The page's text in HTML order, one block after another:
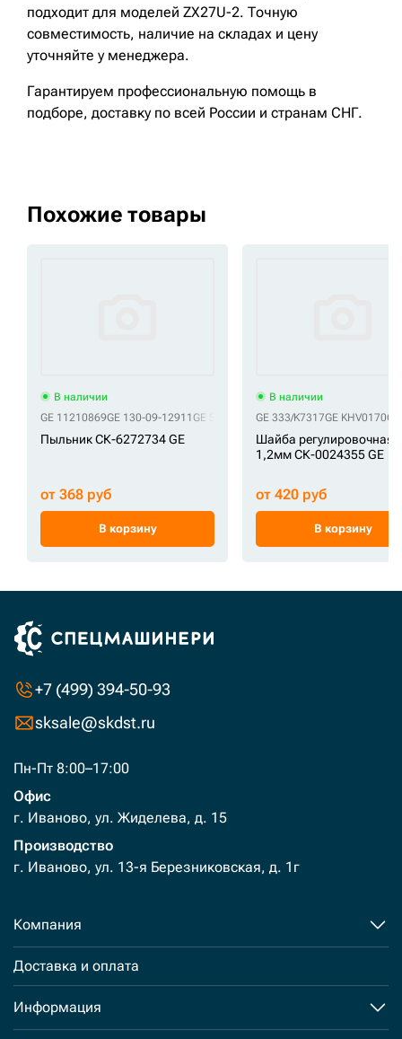
подходит для моделей ZX27U-2. Точную
совместимость, наличие на складах и цену
уточняйте у менеджера.
Гарантируем профессиональную помощь в
подборе, доставку по всей России и странам СНГ.
Похожие товары
В наличии
GE 11210869GE 130-09-12911 GE S700-070206GE Y000-070200GE
Пыльник СК-6272734 GE
от 368 руб
В корзину
В наличии
GE 333/K7317GE KHV0170
Шайба регулировочная
1,2мм СК-0024355 GE
от 420 руб
В корзину
+7 (499) 394-50-93
sksale@skdst.ru
Пн-Пт 8:00–17:00
Офис
г. Иваново, ул. Жиделева, д. 15
Производство
г. Иваново, ул. 13-я Березниковская, д. 1г
Компания
Доставка и оплата
Информация